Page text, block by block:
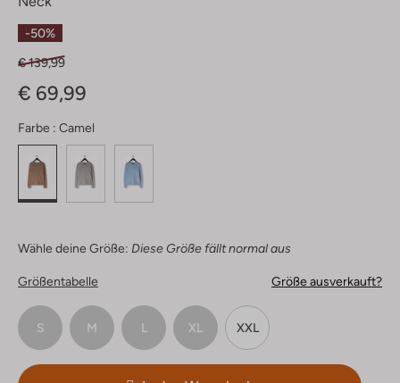
-50%
€ 139,99
€ 69,99
Farbe : Camel
Wähle deine Größe: Diese Größe fällt normal aus
Größentabelle Größe ausverkauft?
S M L XL XXL